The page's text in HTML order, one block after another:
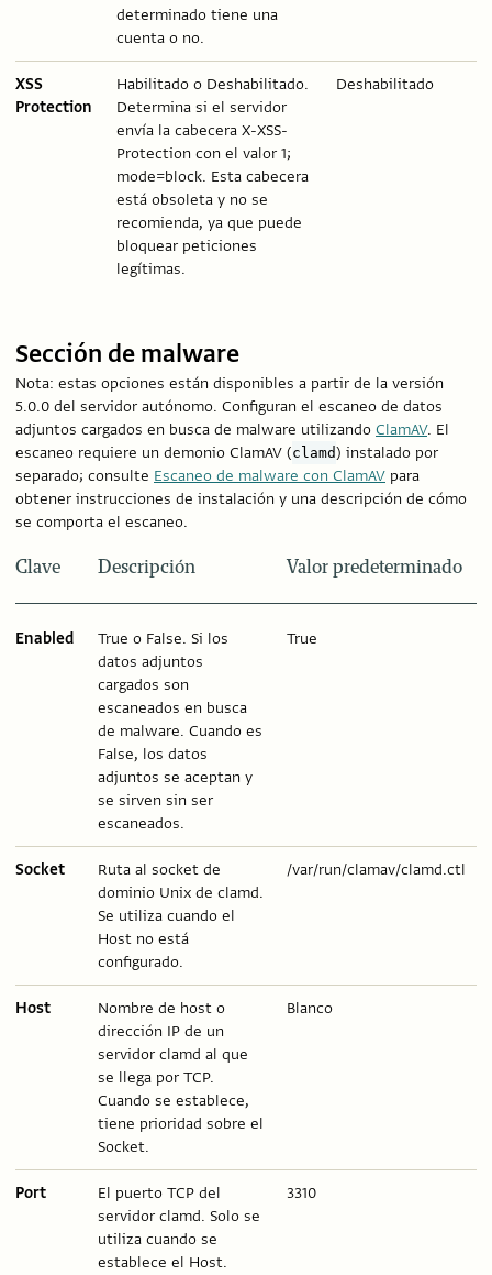
determinado tiene una
cuenta o no.
XSS
Protection
Habilitado o Deshabilitado.
Determina si el servidor
envía la cabecera X-XSS-
Protection con el valor 1;
mode=block. Esta cabecera
está obsoleta y no se
recomienda, ya que puede
bloquear peticiones
legítimas.
Deshabilitado
Sección de malware
Nota: estas opciones están disponibles a partir de la versión
5.0.0 del servidor autónomo. Configuran el escaneo de datos
adjuntos cargados en busca de malware utilizando ClamAV. El
escaneo requiere un demonio ClamAV (clamd) instalado por
separado; consulte Escaneo de malware con ClamAV para
obtener instrucciones de instalación y una descripción de cómo
se comporta el escaneo.
Clave Descripción Valor predeterminado
Enabled
True o False. Si los
datos adjuntos
cargados son
escaneados en busca
de malware. Cuando es
False, los datos
adjuntos se aceptan y
se sirven sin ser
escaneados.
True
Socket
Ruta al socket de
dominio Unix de clamd.
Se utiliza cuando el
Host no está
configurado.
/var/run/clamav/clamd.ctl
Host
Nombre de host o
dirección IP de un
servidor clamd al que
se llega por TCP.
Cuando se establece,
tiene prioridad sobre el
Socket.
Blanco
Port
El puerto TCP del
servidor clamd. Solo se
utiliza cuando se
establece el Host.
3310